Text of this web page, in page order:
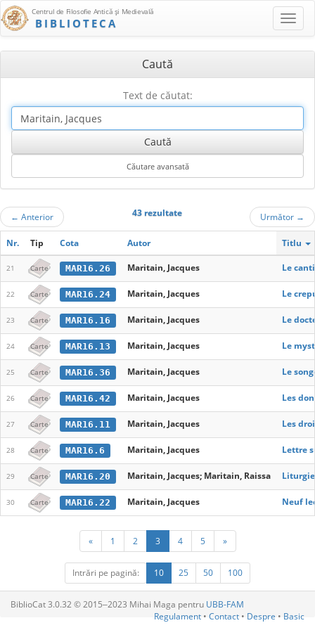
Centrul de Filosofie Antică şi Medievală
BIBLIOTECA
Caută
Text de căutat:
← Anterior 43 rezultate Următor →
Nr. Tip Cota Autor Titlu
21 Carte MAR16.26 Maritain, Jacques Le
22 Carte MAR16.24 Maritain, Jacques Le
23 Carte MAR16.16 Maritain, Jacques Le
24 Carte MAR16.13 Maritain, Jacques Le
25 Carte MAR16.36 Maritain, Jacques Le
26 Carte MAR16.42 Maritain, Jacques Les
27 Carte MAR16.11 Maritain, Jacques Les
28 Carte MAR16.6 Maritain, Jacques Lettre
29 Carte MAR16.20 Maritain, Jacques; Maritain, Raissa
30 Carte MAR16.22 Maritain, Jacques Neuf
« 1 2 3 4 5 »
Intrări pe pagină: 10 25 50 100
BiblioCat 3.0.32 © 2015‒2023 Mihai Maga pentru UBB-FAM
Regulament • Contact • Despre • Basic